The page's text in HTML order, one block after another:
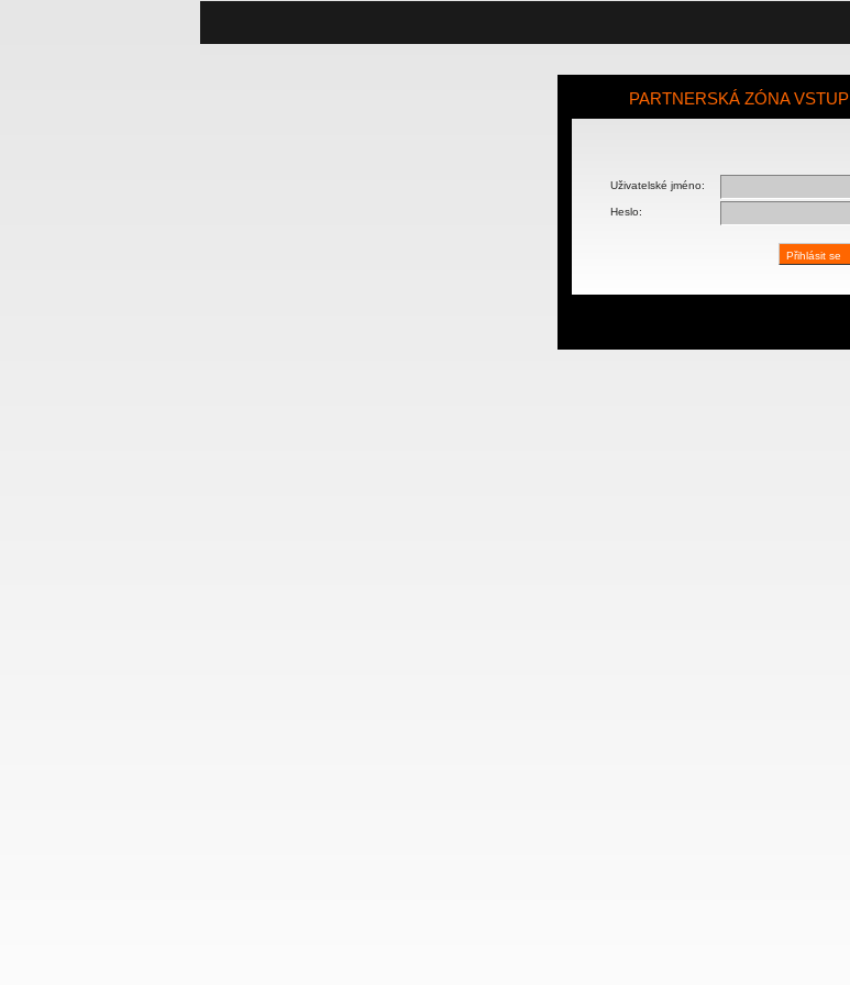
PARTNERSKÁ ZÓNA VSTUP
Uživatelské jméno:
Heslo: